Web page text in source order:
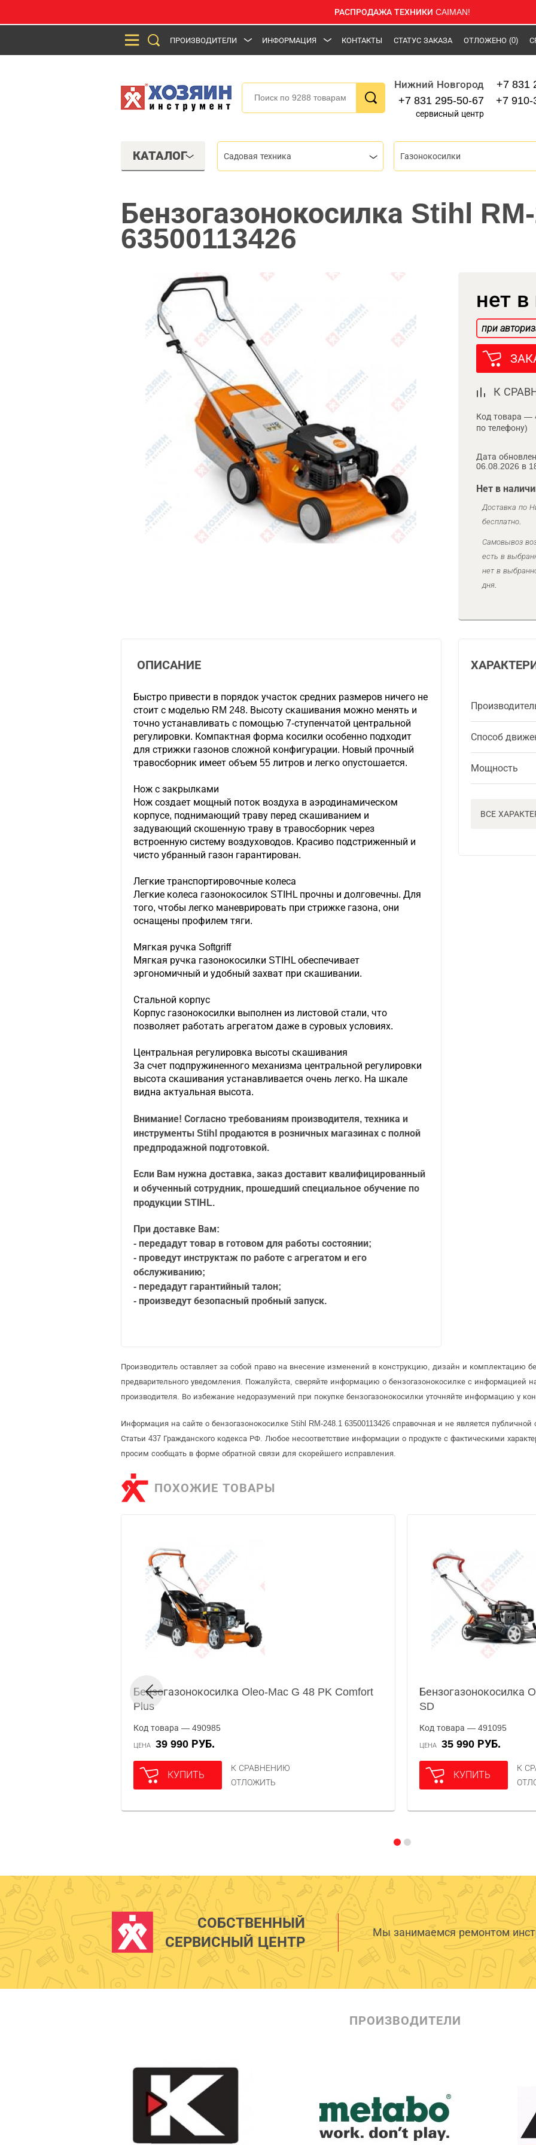
РАСПРОДАЖА ТЕХНИКИ CAIMAN!
ПРОИЗВОДИТЕЛИ ИНФОРМАЦИЯ КОНТАКТЫ СТАТУС ЗАКАЗА ОТЛОЖЕНО (0)
Нижний Новгород
+7 831 295-50-67
сервисный центр
+7 831
+7 910-
КАТАЛОГ Садовая техника Газонокосилки
Бензогазонокосилка Stihl
63500113426
нет
при
К
Код товара —
по телефону)
Дата
06.08.2026 в
Нет в
Доставка по
бесплатно.
Самовывоз
есть в
нет в
дня.
Способ
Мощность
ВСЕ
ОПИСАНИЕ
Быстро привести в порядок участок средних размеров ничего не
стоит с моделью RM 248. Высоту скашивания можно менять и
точно устанавливать с помощью 7-ступенчатой центральной
регулировки. Компактная форма косилки особенно подходит
для стрижки газонов сложной конфигурации. Новый прочный
травосборник имеет объем 55 литров и легко опустошается.
Нож с закрылками
Нож создает мощный поток воздуха в аэродинамическом
корпусе, поднимающий траву перед скашиванием и
задувающий скошенную траву в травосборник через
встроенную систему воздуховодов. Красиво подстриженный и
чисто убранный газон гарантирован.
Легкие транспортировочные колеса
Легкие колеса газонокосилок STIHL прочны и долговечны. Для
того, чтобы легко маневрировать при стрижке газона, они
оснащены профилем тяги.
Мягкая ручка Softgriff
Мягкая ручка газонокосилки STIHL обеспечивает
эргономичный и удобный захват при скашивании.
Стальной корпус
Корпус газонокосилки выполнен из листовой стали, что
позволяет работать агрегатом даже в суровых условиях.
Центральная регулировка высоты скашивания
За счет подпружиненного механизма центральной регулировки
высота скашивания устанавливается очень легко. На шкале
видна актуальная высота.
Внимание! Согласно требованиям производителя, техника и
инструменты Stihl продаются в розничных магазинах с полной
предпродажной подготовкой.
Если Вам нужна доставка, заказ доставит квалифицированный
и обученный сотрудник, прошедший специальное обучение по
продукции STIHL.
При доставке Вам:
- передадут товар в готовом для работы состоянии;
- проведут инструктаж по работе с агрегатом и его
обслуживанию;
- передадут гарантийный талон;
- произведут безопасный пробный запуск.
Производитель оставляет за собой право на внесение изменений в конструкцию, дизайн и комплектацию
предварительного уведомления. Пожалуйста, сверяйте информацию о бензогазонокосилке с информацией
производителя. Во избежание недоразумений при покупке бензогазонокосилки уточняйте информацию у
Информация на сайте о бензогазонокосилке Stihl RM-248.1 63500113426 справочная и не является
Статьи 437 Гражданского кодекса РФ. Любое несоответствие информации о продукте с фактическими
просим сообщать в форме обратной связи для скорейшего исправления.
ПОХОЖИЕ ТОВАРЫ
Бензогазонокосилка Oleo-Mac G 48 PK Comfort
Plus
Код товара — 490985
ЦЕНА 39 990 РУБ.
КУПИТЬ
К СРАВНЕНИЮ
ОТЛОЖИТЬ
Бензогазонокосилка
SD
Код товара — 491095
ЦЕНА 35 990 РУБ.
КУПИТЬ
К
СОБСТВЕННЫЙ
СЕРВИСНЫЙ ЦЕНТР
Мы занимаемся ремонтом
ПРОИЗВОДИТЕЛИ